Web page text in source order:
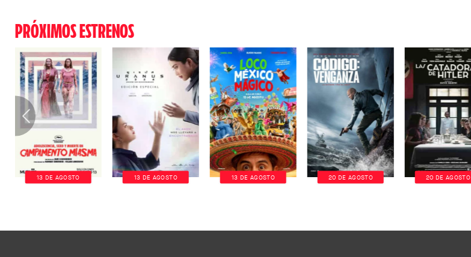
PRÓXIMOS ESTRENOS
13 DE AGOSTO 13 DE AGOSTO 13 DE AGOSTO 20 DE AGOSTO 20 DE AGOSTO